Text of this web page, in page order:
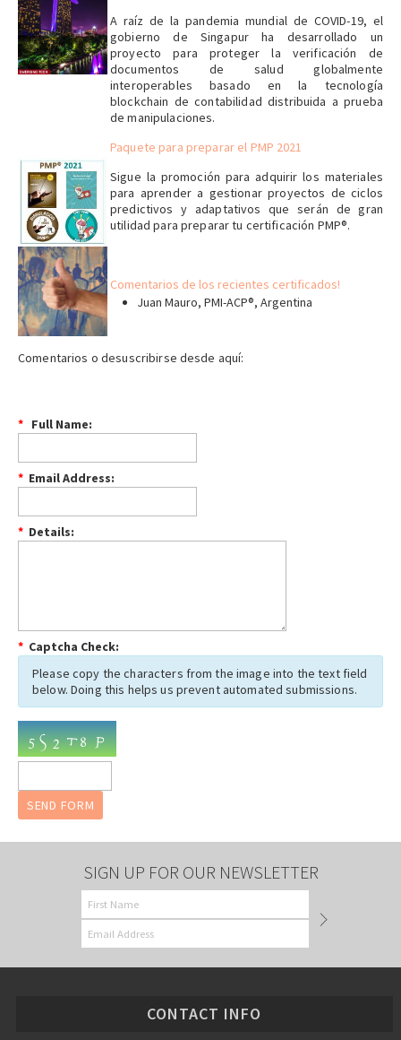
A raíz de la pandemia mundial de COVID-19, el
gobierno de Singapur ha desarrollado un
proyecto para proteger la verificación de
documentos de salud globalmente
interoperables basado en la tecnología
blockchain de contabilidad distribuida a prueba
de manipulaciones.
Paquete para preparar el PMP 2021
Sigue la promoción para adquirir los materiales
para aprender a gestionar proyectos de ciclos
predictivos y adaptativos que serán de gran
utilidad para preparar tu certificación PMP®.
Comentarios de los recientes certificados!
Juan Mauro, PMI-ACP®, Argentina
Comentarios o desuscribirse desde aquí:
* Full Name:
* Email Address:
* Details:
* Captcha Check:
Please copy the characters from the image into the text field
below. Doing this helps us prevent automated submissions.
SIGN UP FOR OUR NEWSLETTER
CONTACT INFO